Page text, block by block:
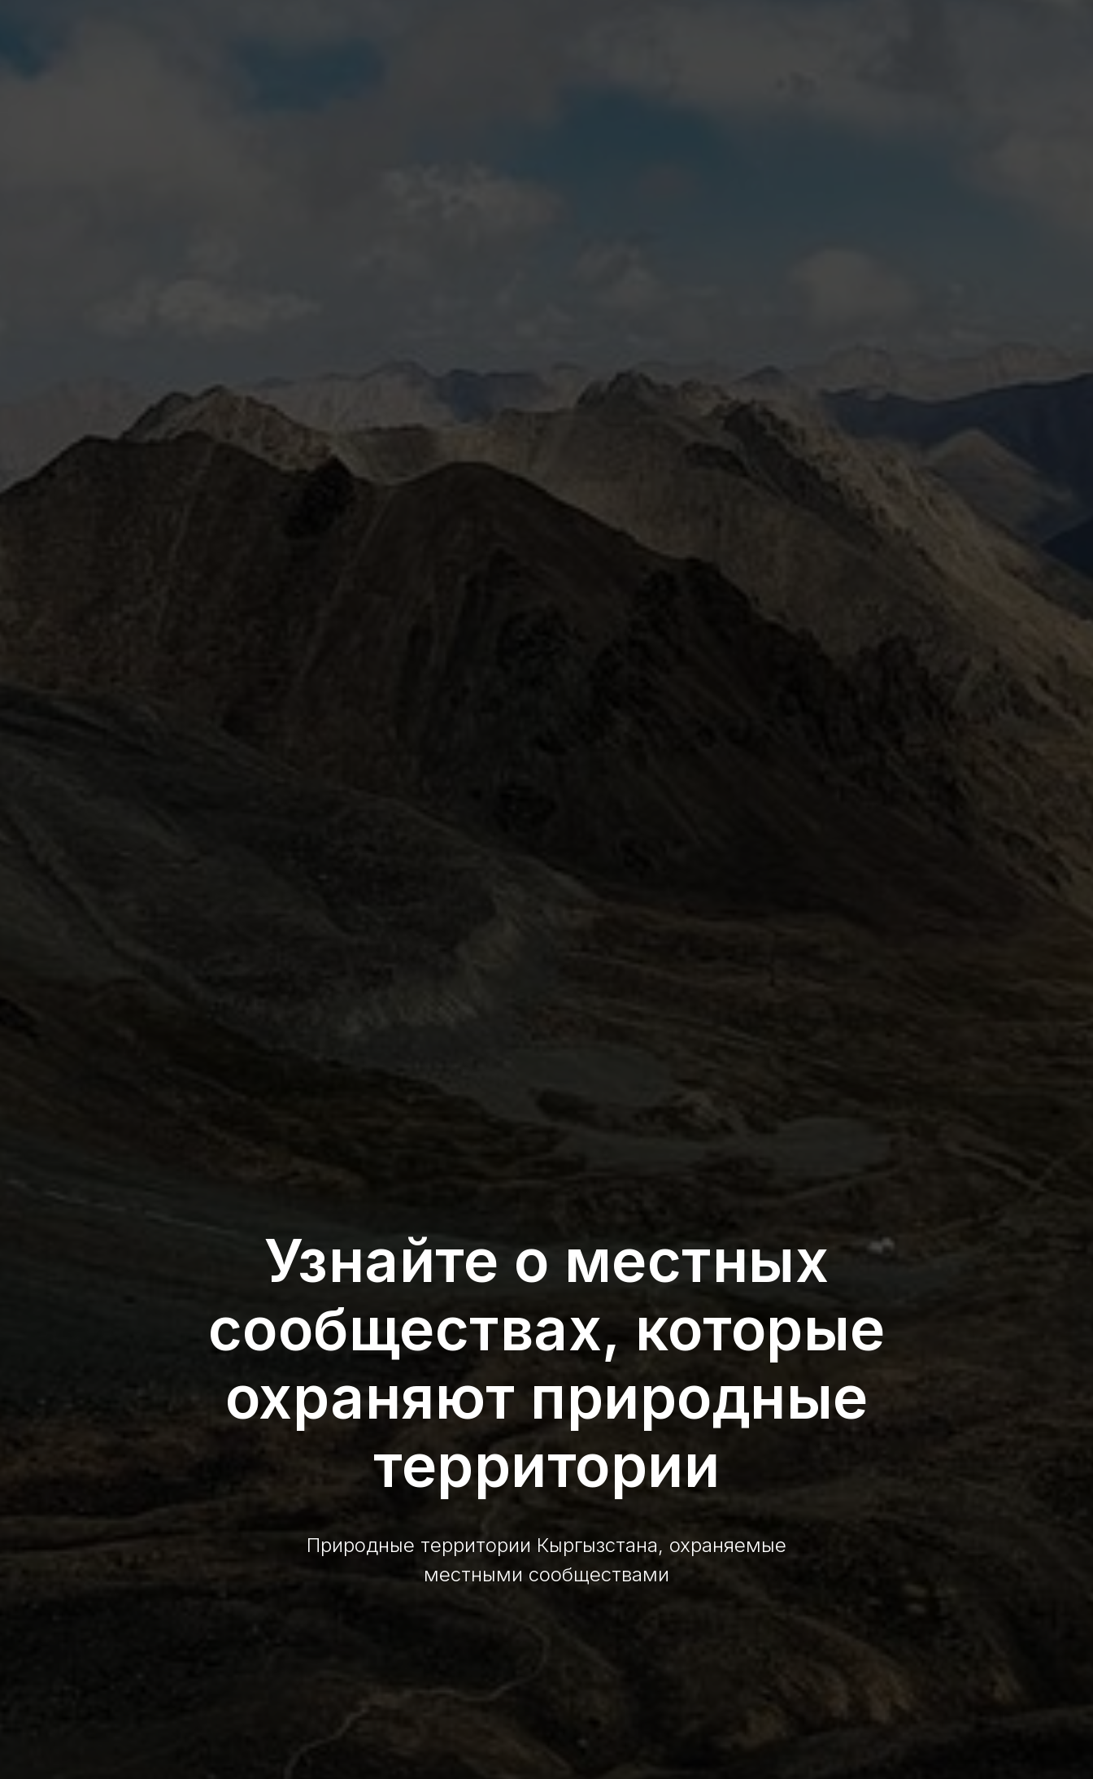
Узнайте о местных
сообществах, которые
охраняют природные
территории
Природные территории Кыргызстана, охраняемые
местными сообществами